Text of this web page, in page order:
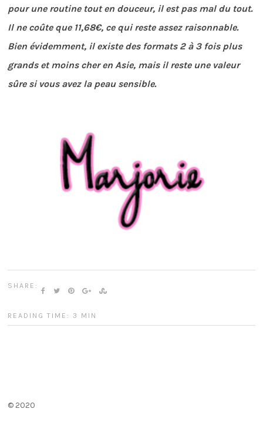
pour une routine tout en douceur, il est pas mal du tout.
Il ne coûte que 11,68€, ce qui reste assez raisonnable.
Bien évidemment, il existe des formats 2 à 3 fois plus
grands et moins cher en Asie, mais il reste une valeur
sûre si vous avez la peau sensible.
SHARE:
READING TIME: 3 MIN
© 2020